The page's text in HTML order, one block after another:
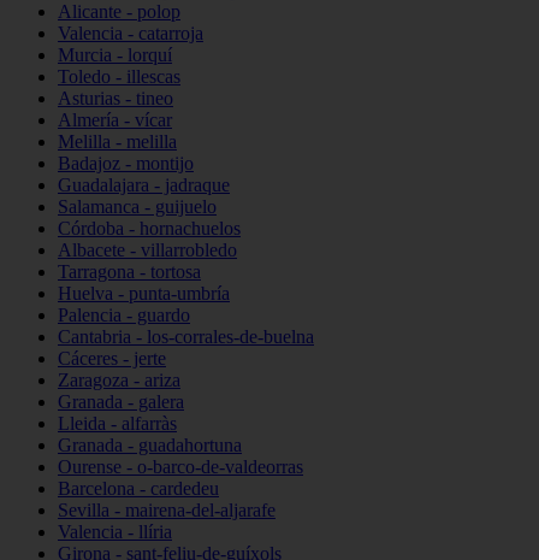
Alicante - polop
Valencia - catarroja
Murcia - lorquí
Toledo - illescas
Asturias - tineo
Almería - vícar
Melilla - melilla
Badajoz - montijo
Guadalajara - jadraque
Salamanca - guijuelo
Córdoba - hornachuelos
Albacete - villarrobledo
Tarragona - tortosa
Huelva - punta-umbría
Palencia - guardo
Cantabria - los-corrales-de-buelna
Cáceres - jerte
Zaragoza - ariza
Granada - galera
Lleida - alfarràs
Granada - guadahortuna
Ourense - o-barco-de-valdeorras
Barcelona - cardedeu
Sevilla - mairena-del-aljarafe
Valencia - llíria
Girona - sant-feliu-de-guíxols